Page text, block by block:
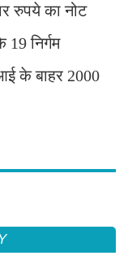
रुपये का नोट
निर्गम
के बाहर 2000